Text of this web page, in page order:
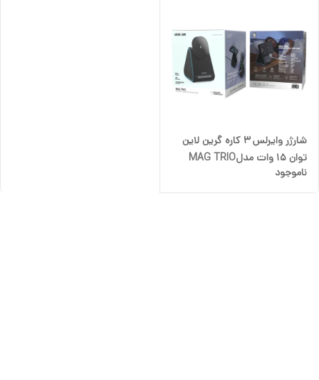
شارژر وایرلس 3 کاره گرین لاین
توان 15 وات مدلMAG TRIO
ناموجود